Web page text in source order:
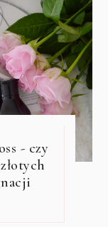
- czy